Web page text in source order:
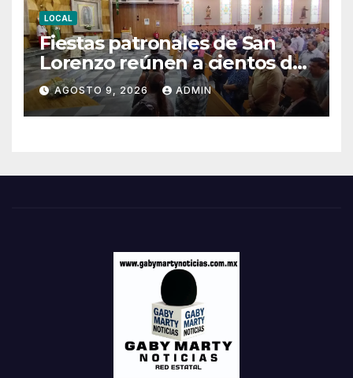
LOCAL
Fiestas patronales de San
Lorenzo reúnen a cientos de
juarenses
AGOSTO 9, 2026 ADMIN